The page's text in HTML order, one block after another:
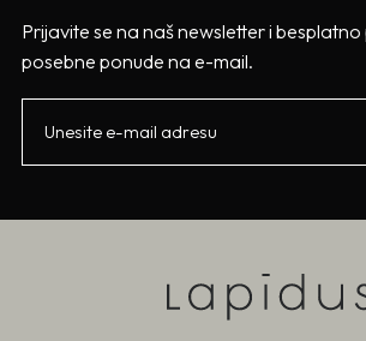
Prijavite se na naš newsletter i
posebne ponude na e-mail.